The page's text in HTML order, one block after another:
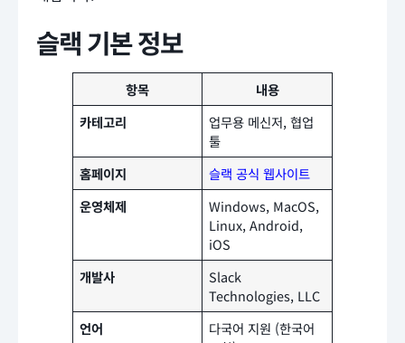
슬랙 기본 정보
항목
내용
카테고리
업무용 메신저, 협업
툴
홈페이지
슬랙 공식 웹사이트
운영체제
Windows, MacOS,
Linux, Android,
iOS
개발사
Slack
Technologies, LLC
언어
다국어 지원 (한국어